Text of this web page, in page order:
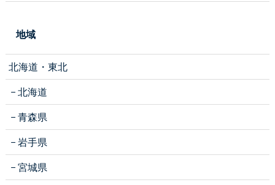
地域
北海道・東北
北海道
青森県
岩手県
宮城県